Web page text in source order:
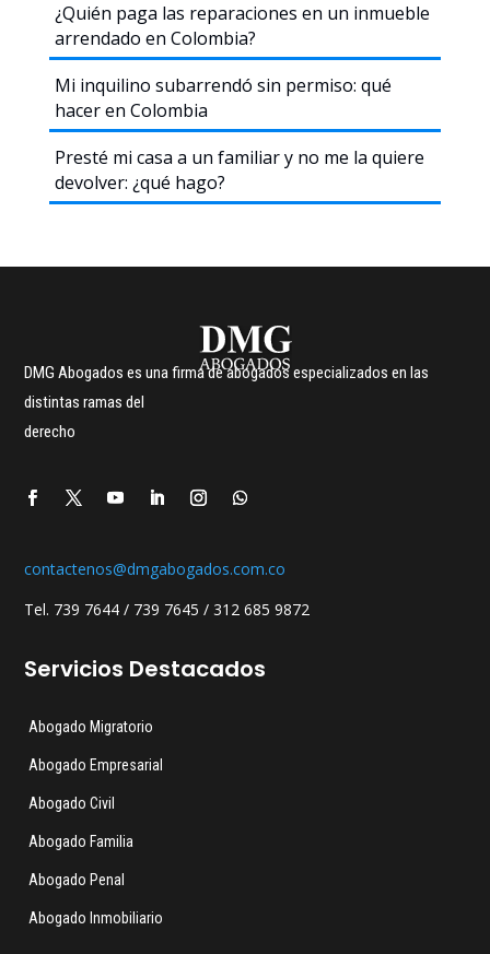
¿Quién paga las reparaciones en un inmueble
arrendado en Colombia?
Mi inquilino subarrendó sin permiso: qué
hacer en Colombia
Presté mi casa a un familiar y no me la quiere
devolver: ¿qué hago?
DMG Abogados es una firma de abogados especializados en las
distintas ramas del
derecho
contactenos@dmgabogados.com.co
Tel. 739 7644 / 739 7645 / 312 685 9872
Servicios Destacados
Abogado Migratorio
Abogado Empresarial
Abogado Civil
Abogado Familia
Abogado Penal
Abogado Inmobiliario